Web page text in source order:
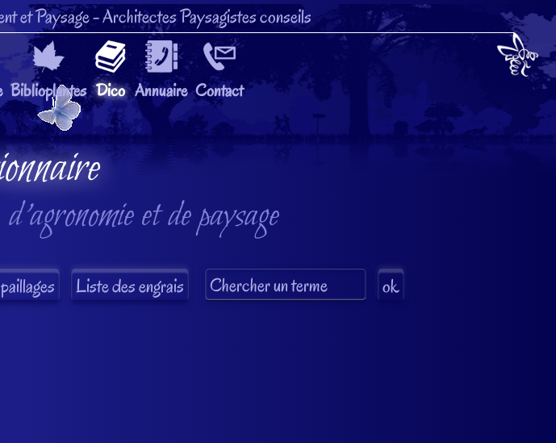
et Paysage- Architectes Paysagistes conseils
Biblioplantes Dico Annuaire Contact
et de paysage
Liste des engrais